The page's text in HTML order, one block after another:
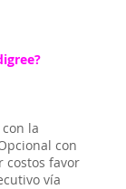
la
con
costos favor
vía